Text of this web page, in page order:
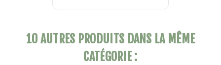
10 AUTRES PRODUITS DANS LA MÊME
CATÉGORIE :